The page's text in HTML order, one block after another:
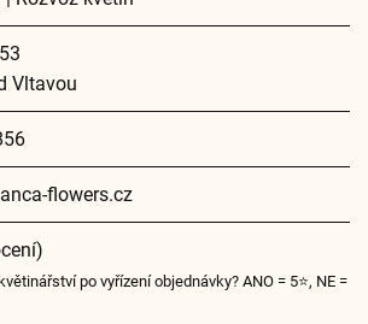
Vltavou
flowers.cz
po vyřízení objednávky? ANO = 5⭐, NE =